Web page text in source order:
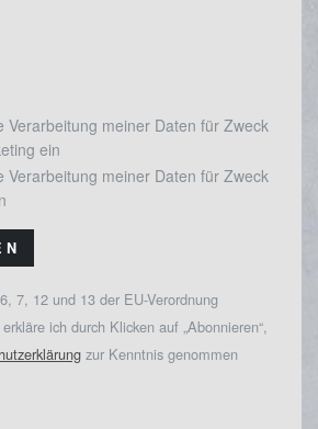
Verarbeitung meiner Daten für Zweck
ein
Verarbeitung meiner Daten für Zweck
7, 12 und 13 der EU-Verordnung
ich durch Klicken auf „Abonnieren“,
zur Kenntnis genommen